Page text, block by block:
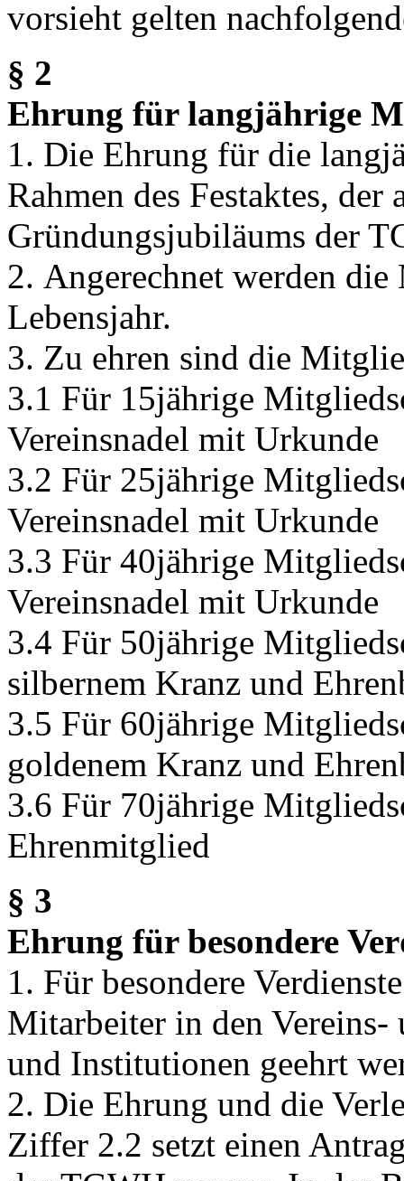
vorsieht gelten
§ 2
Ehrung für langjährige
1. Die Ehrung für die
Rahmen des Festaktes, der
Gründungsjubiläums der
2. Angerechnet werden
Lebensjahr.
3. Zu ehren sind die
3.1 Für 15jährige
Vereinsnadel mit Urkunde
3.2 Für 25jährige
Vereinsnadel mit Urkunde
3.3 Für 40jährige
Vereinsnadel mit Urkunde
3.4 Für 50jährige
silbernem Kranz und
3.5 Für 60jährige
goldenem Kranz und
3.6 Für 70jährige
Ehrenmitglied
§ 3
Ehrung für besondere
1. Für besondere
Mitarbeiter in den Vereins-
und Institutionen geehrt
2. Die Ehrung und die
Ziffer 2.2 setzt einen